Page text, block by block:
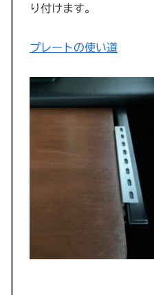
り付けます。
プレートの使い道